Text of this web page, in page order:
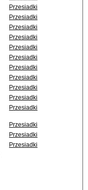
Przesiadki
Przesiadki
Przesiadki
Przesiadki
Przesiadki
Przesiadki
Przesiadki
Przesiadki
Przesiadki
Przesiadki
Przesiadki
Przesiadki
Przesiadki
Przesiadki